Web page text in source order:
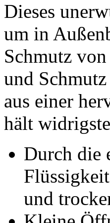
Dieses
um in
Schmutz
und
aus einer
hält
Durch die
und